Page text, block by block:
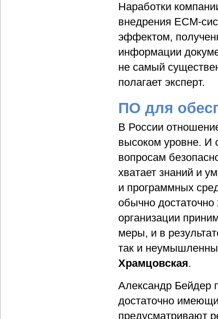
Наработки
внедрения ЕСМ-
эффектом,
информации
не самый
полагает эксперт.
ПО для
В России
высоком уровне. И
вопросам
хватает знаний и
и программных
обычно
организации
меры, и в
так и
Храмцовская.
Александр Бейдер
достаточно
предусматривают